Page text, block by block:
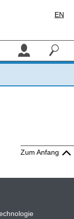
EN
Zum Anfang